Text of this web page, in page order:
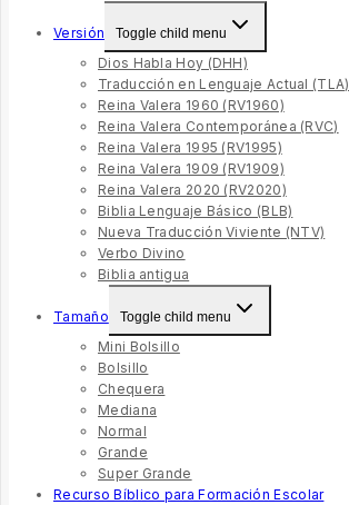
Versión Toggle child menu
Dios Habla Hoy (DHH)
Traducción en Lenguaje Actual (TLA)
Reina Valera 1960 (RV1960)
Reina Valera Contemporánea (RVC)
Reina Valera 1995 (RV1995)
Reina Valera 1909 (RV1909)
Reina Valera 2020 (RV2020)
Biblia Lenguaje Básico (BLB)
Nueva Traducción Viviente (NTV)
Verbo Divino
Biblia antigua
Tamaño Toggle child menu
Mini Bolsillo
Bolsillo
Chequera
Mediana
Normal
Grande
Super Grande
Recurso Bíblico para Formación Escolar